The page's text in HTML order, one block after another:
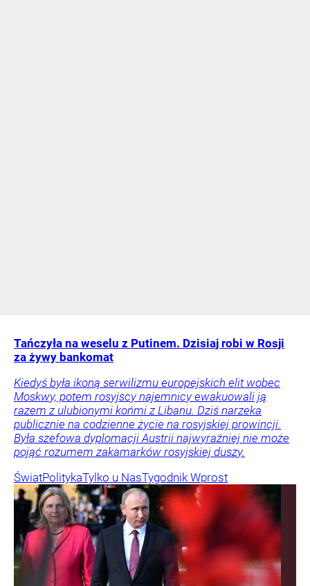
Tańczyła na weselu z Putinem. Dzisiaj robi w Rosji
za żywy bankomat
Kiedyś była ikoną serwilizmu europejskich elit wobec
Moskwy, potem rosyjscy najemnicy ewakuowali ją
razem z ulubionymi końmi z Libanu. Dziś narzeka
publicznie na codzienne życie na rosyjskiej prowincji.
Była szefowa dyplomacji Austrii najwyraźniej nie może
pojąć rozumem zakamarków rosyjskiej duszy.
ŚwiatPolitykaTylko u NasTygodnik Wprost